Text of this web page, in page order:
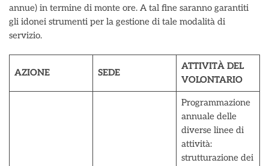
annue) in termine di monte ore. A tal fine saranno garantiti
gli idonei strumenti per la gestione di tale modalità di
servizio.
AZIONE SEDE
ATTIVITÀ DEL
VOLONTARIO
Programmazione
annuale delle
diverse linee di
attività:
strutturazione dei